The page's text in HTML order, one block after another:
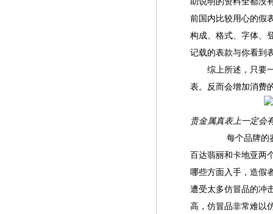
前国内比较用心的假
构成、格式、字体、
记载的表款与你看到
综上所述，只要一
表。反而会增加消费
贵金属真表上一定会
每个品牌的鉴伪如
百达翡丽和卡地亚两
哪些方面入手，造假
遭受太多仿冒品的冲
高，仿冒品非常难以